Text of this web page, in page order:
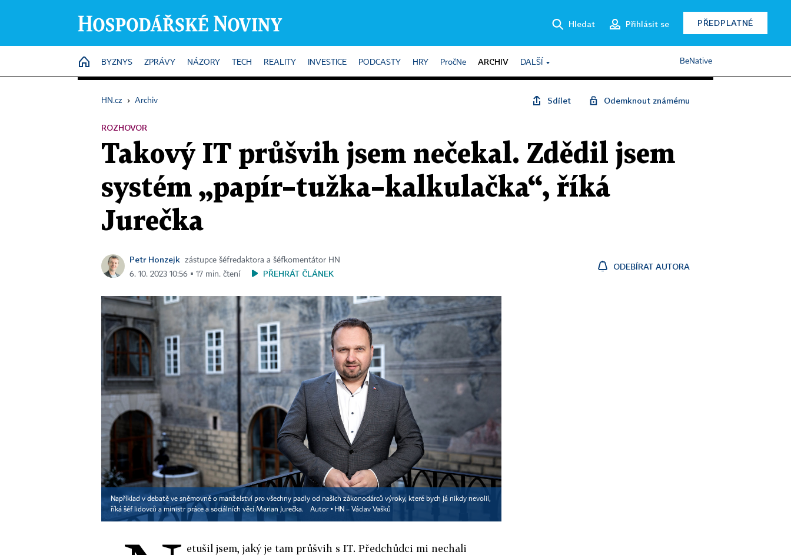
Hledat Přihlásit se PŘEDPLATNÉ
HOME
BYZNYS ZPRÁVY NÁZORY TECH REALITY INVESTICE PODCASTY HRY PročNe ARCHIV DALŠÍ BeNative
HN.cz › Archiv Sdílet Odemknout známému
ROZHOVOR
Takový IT průšvih jsem nečekal. Zdědil jsem
systém „papír–tužka–kalkulačka“, říká
Jurečka
Petr Honzejk
zástupce šéfredaktora a šéfkomentátor HN
6. 10. 2023 10:56 ▪ 17 min. čtení
PŘEHRÁT ČLÁNEK
ODEBÍRAT AUTORA
Například v debatě ve sněmovně o manželství pro všechny padly od našich zákonodárců výroky, které bych já nikdy nevolil,
říká šéf lidovců a ministr práce a sociálních věcí Marian Jurečka.
Autor ▪ HN – Václav Vašků
etušil jsem, jaký je tam průšvih s IT. Předchůdci mi nechali